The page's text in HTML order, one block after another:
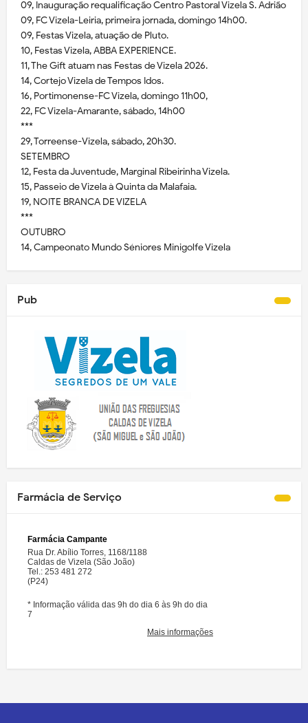
09, Inauguração requalificação Centro Pastoral Vizela S. Adrião
09, FC Vizela-Leiria, primeira jornada, domingo 14h00.
09, Festas Vizela, atuação de Pluto.
10, Festas Vizela, ABBA EXPERIENCE.
11, The Gift atuam nas Festas de Vizela 2026.
14, Cortejo Vizela de Tempos Idos.
16, Portimonense-FC Vizela, domingo 11h00,
22, FC Vizela-Amarante, sábado, 14h00
***
29, Torreense-Vizela, sábado, 20h30.
SETEMBRO
12, Festa da Juventude, Marginal Ribeirinha Vizela.
15, Passeio de Vizela à Quinta da Malafaia.
19, NOITE BRANCA DE VIZELA
***
OUTUBRO
14, Campeonato Mundo Séniores Minigolfe Vizela
Pub
Farmácia de Serviço